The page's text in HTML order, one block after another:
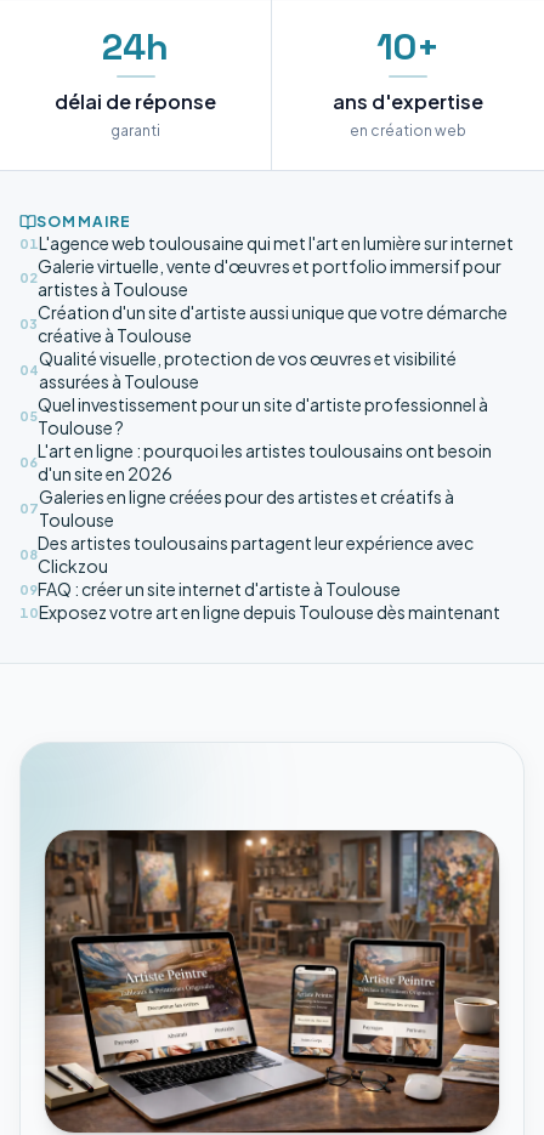
24h
délai de réponse
garanti
10+
ans d'expertise
en création web
SOMMAIRE
01 L'agence web toulousaine qui met l'art en lumière sur internet
02
Galerie virtuelle, vente d'œuvres et portfolio immersif pour
artistes à Toulouse
03
Création d'un site d'artiste aussi unique que votre démarche
créative à Toulouse
04
Qualité visuelle, protection de vos œuvres et visibilité
assurées à Toulouse
05
Quel investissement pour un site d'artiste professionnel à
Toulouse ?
06
L'art en ligne : pourquoi les artistes toulousains ont besoin
d'un site en 2026
07
Galeries en ligne créées pour des artistes et créatifs à
Toulouse
08
Des artistes toulousains partagent leur expérience avec
Clickzou
09FAQ : créer un site internet d'artiste à Toulouse
10Exposez votre art en ligne depuis Toulouse dès maintenant